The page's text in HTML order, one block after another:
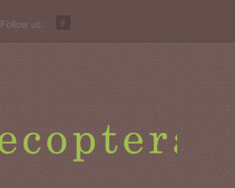
Follow us: